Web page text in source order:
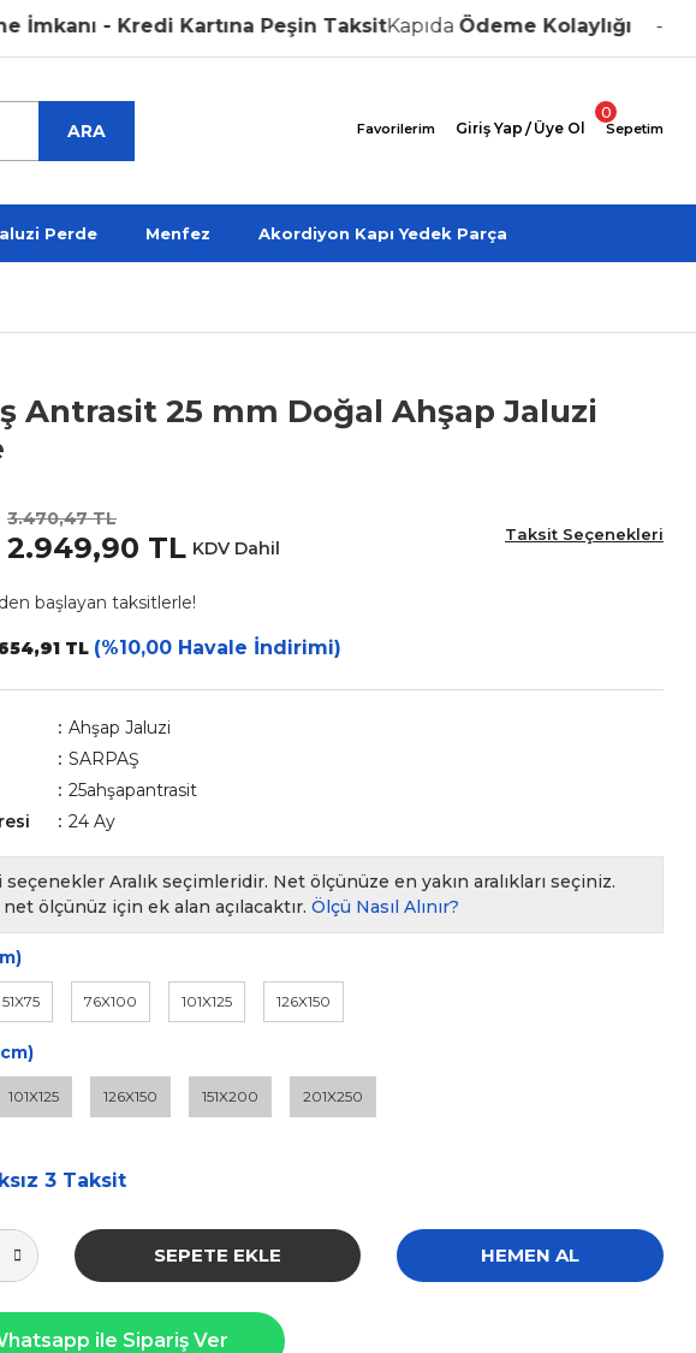
- Kredi Kartına Peşin TaksitKapıdaÖdeme Kolaylığı
ARA Favorilerim Giriş Yap / Üye Ol
0
Sepetim
Perde Menfez Akordiyon Kapı Yedek Parça
Antrasit 25 mm Doğal Ahşap Jaluzi
3.470,47 TL
2.949,90 TL KDV Dahil
Taksit Seçenekleri
den başlayan taksitlerle!
TL (%10,00 Havale İndirimi)
Ahşap Jaluzi
SARPAŞ
25ahşapantrasit
24 Ay
seçenekler Aralık seçimleridir. Net ölçünüze en yakın aralıkları seçiniz.
net ölçünüz için ek alan açılacaktır. Ölçü Nasıl Alınır?
51X75 76X100 101X125 126X150
101X125 126X150 151X200 201X250
3 Taksit
SEPETE EKLE HEMEN AL
ile Sipariş Ver